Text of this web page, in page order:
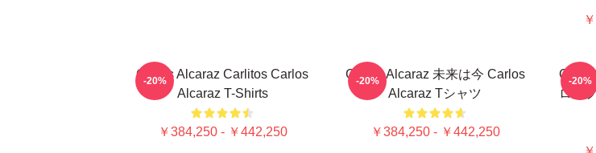
Carlos Alcaraz Carlitos Carlos
Alcaraz T-Shirts
￥384,250 - ￥442,250
-20%
Carlos Alcaraz 未来は今 Carlos
Alcaraz Tシャツ
￥384,250 - ￥442,250
-20%
ロッ
-20%